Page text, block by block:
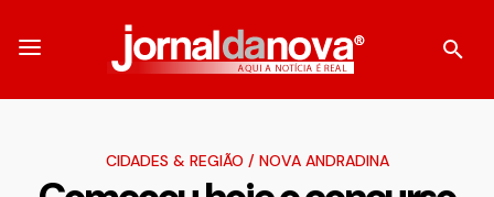
CIDADES & REGIÃO / NOVA ANDRADINA